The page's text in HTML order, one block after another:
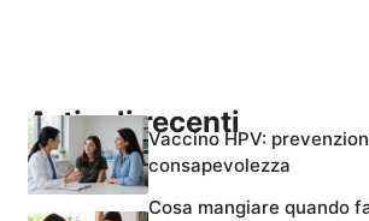
Articoli recenti
Vaccino HPV:
consapevolezza
Cosa mangiare quando